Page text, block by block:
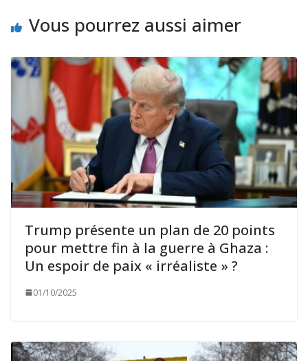
Vous pourrez aussi aimer
Trump présente un plan de 20 points
pour mettre fin à la guerre à Ghaza :
Un espoir de paix « irréaliste » ?
01/10/2025